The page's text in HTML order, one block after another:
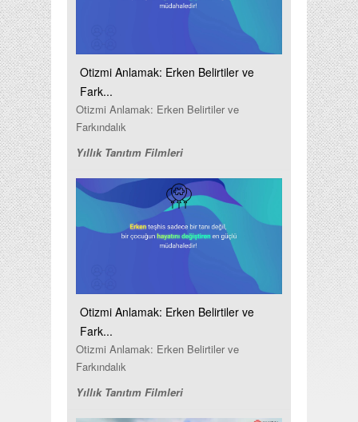
Otizmi Anlamak: Erken Belirtiler ve
Fark...
Otizmi Anlamak: Erken Belirtiler ve
Farkındalık
Yıllık Tanıtım Filmleri
Otizmi Anlamak: Erken Belirtiler ve
Fark...
Otizmi Anlamak: Erken Belirtiler ve
Farkındalık
Yıllık Tanıtım Filmleri